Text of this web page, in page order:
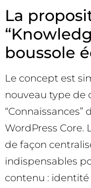
La
boussole
Le concept est
nouveau type de
WordPress Core.
de façon
indispensables
contenu :